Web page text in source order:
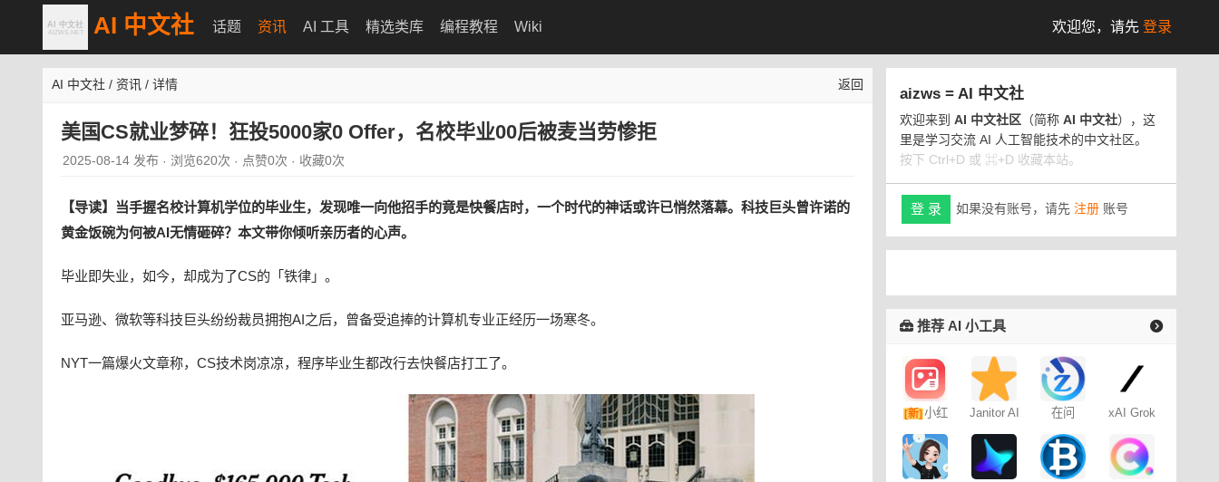
AI 中文社 话题 资讯 AI 工具 精选类库 编程教程 Wiki 欢迎您， 请先 登录
AI 中文社 / 资讯 / 详情 返回
美国CS就业梦碎！狂投5000家0 Offer，名校毕业00后被麦当劳惨拒
2025-08-14 发布 · 浏览620次 · 点赞0次 · 收藏0次
【导读】当手握名校计算机学位的毕业生，发现唯一向他招手的竟是快餐店时，一个时代的神话或许已悄然落幕。科技巨头曾许诺的
黄金饭碗为何被AI无情砸碎？本文带你倾听亲历者的心声。
毕业即失业，如今，却成为了CS的「铁律」。
亚马逊、微软等科技巨头纷纷裁员拥抱AI之后，曾备受追捧的计算机专业正经历一场寒冬。
NYT一篇爆火文章称，CS技术岗凉凉，程序毕业生都改行去快餐店打工了。
aizws = AI 中文社
欢迎来到 AI 中文社区 （简称 AI 中文社），这
里是学习交流 AI 人工智能技术的中文社区。
按下 Ctrl+D 或 ⌘+D 收藏本站。
登 录 如果没有账号，请先 注册 账号
推荐 AI 小工具
[新] 小红
书图文笔
记
Janitor AI
聊天
在问 xAI Grok